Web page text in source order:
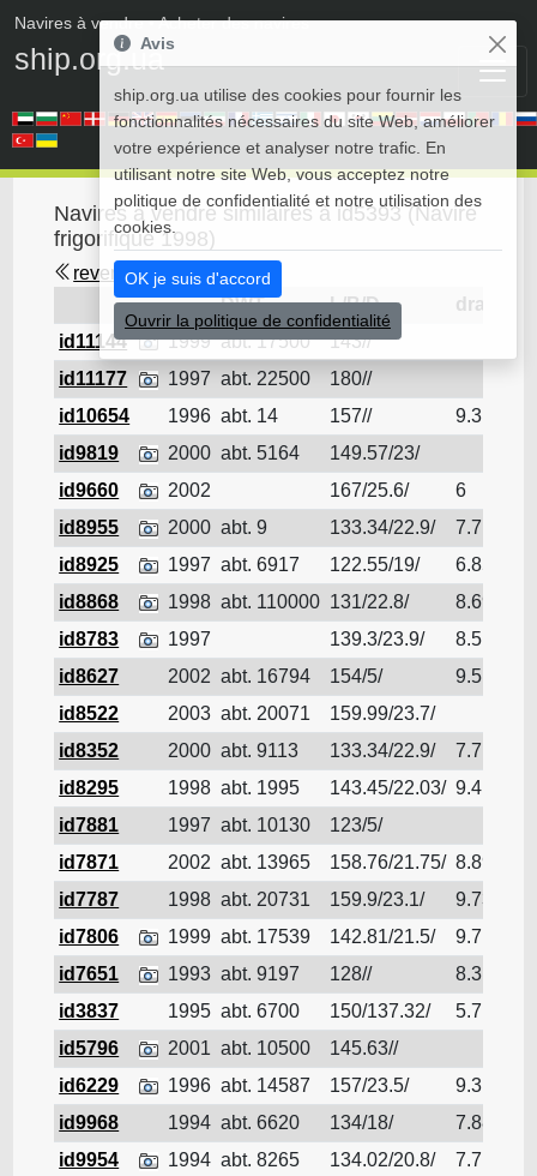
Navires à vendre• Acheter des navires
ship.org.ua
Navires à vendre similaires à id5393 (Navire
frigorifique 1998)
revenir en arrière
DWT
L/B/D
draft
id11144
1999 abt. 17500 143//
id11177
1997 abt. 22500 180//
id10654
1996 abt. 14 157// 9.3
id9819
2000 abt. 5164 149.57/23/
id9660
2002 167/25.6/ 6
id8955
2000 abt. 9 133.34/22.9/ 7.7
id8925
1997 abt. 6917 122.55/19/ 6.85
id8868
1998 abt. 110000 131/22.8/ 8.69
id8783
1997 139.3/23.9/ 8.5
id8627
2002 abt. 16794 154/5/ 9.5
id8522
2003 abt. 20071 159.99/23.7/
id8352
2000 abt. 9113 133.34/22.9/ 7.7
id8295
1998 abt. 1995 143.45/22.03/ 9.4
id7881
1997 abt. 10130 123/5/
id7871
2002 abt. 13965 158.76/21.75/ 8.89
id7787
1998 abt. 20731 159.9/23.1/ 9.73
id7806
1999 abt. 17539 142.81/21.5/ 9.7
id7651
1993 abt. 9197 128// 8.3
id3837
1995 abt. 6700 150/137.32/ 5.7
id5796
2001 abt. 10500 145.63//
id6229
1996 abt. 14587 157/23.5/ 9.3
id9968
1994 abt. 6620 134/18/ 7.88
id9954
1994 abt. 8265 134.02/20.8/ 7.7
Avis
ship.org.ua utilise des cookies pour fournir les
fonctionnalités nécessaires du site Web, améliorer
votre expérience et analyser notre trafic. En
utilisant notre site Web, vous acceptez notre
politique de confidentialité et notre utilisation des
cookies.
OK je suis d'accord
Ouvrir la politique de confidentialité